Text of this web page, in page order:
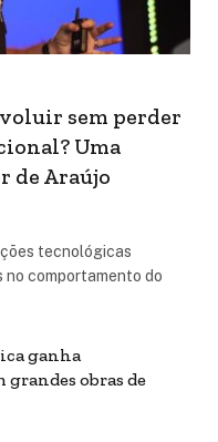
sem perder
Uma
de Araújo
tecnológicas
comportamento do
ganha
obras de